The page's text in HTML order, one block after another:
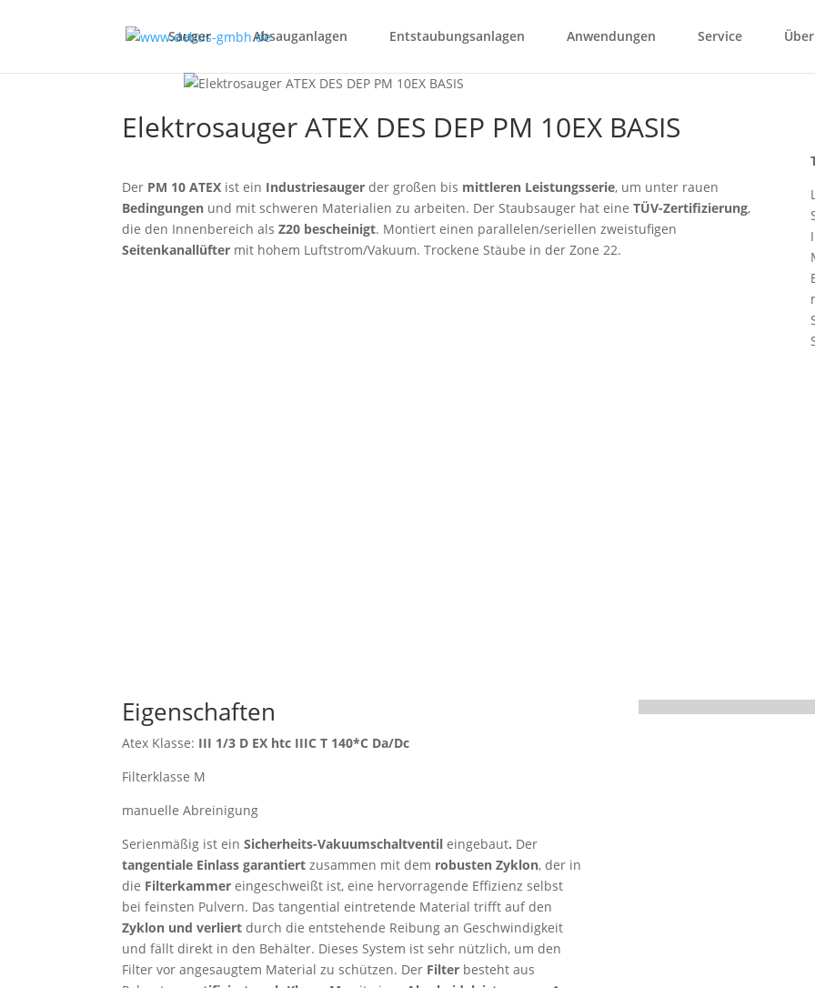
Sauger Absauganlagen Entstaubungsanlagen Anwendungen Service
Elektrosauger ATEX DES DEP PM 10EX BASIS
Der PM 10 ATEX ist ein Industriesauger der großen bis mittleren Leistungsserie, um unter rauen
Bedingungen und mit schweren Materialien zu arbeiten. Der Staubsauger hat eineTÜV-Zertifizierung,
die den Innenbereich alsZ20 bescheinigt. Montiert einen parallelen/seriellen zweistufigen
Seitenkanallüfter mit hohem Luftstrom/Vakuum. Trockene Stäube in der Zone 22.
Eigenschaften
Atex Klasse: III 1/3 D EX htc IIIC T 140*C Da/Dc
Filterklasse M
manuelle Abreinigung
Serienmäßig ist einSicherheits-Vakuumschaltventileingebaut. Der
tangentiale Einlass garantiertzusammen mit dem robusten Zyklon, der in
die Filterkammer eingeschweißt ist, eine hervorragende Effizienz selbst
bei feinsten Pulvern. Das tangential eintretende Material trifft auf den
Zyklon und verliertdurch die entstehende Reibung an Geschwindigkeit
und fällt direkt in den Behälter. Dieses System ist sehr nützlich, um den
Filter vor angesaugtem Material zu schützen. Der Filter besteht aus